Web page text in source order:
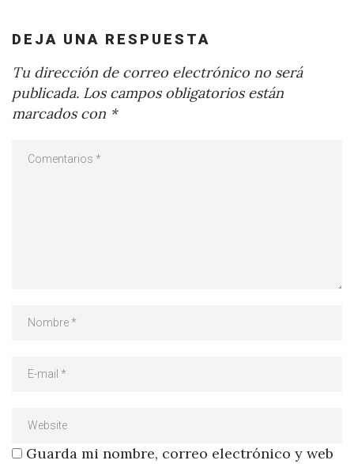
DEJA UNA RESPUESTA
Tu dirección de correo electrónico no será
publicada. Los campos obligatorios están
marcados con *
Guarda mi nombre, correo electrónico y web